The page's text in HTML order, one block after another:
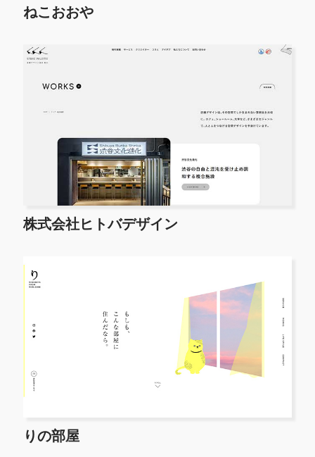
ねこおおや
株式会社ヒトバデザイン
りの部屋